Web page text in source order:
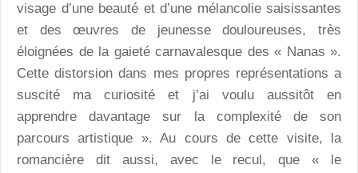
visage d’une beauté et d’une mélancolie saisissantes
et des œuvres de jeunesse douloureuses, très
éloignées de la gaieté carnavalesque des « Nanas ».
Cette distorsion dans mes propres représentations a
suscité ma curiosité et j’ai voulu aussitôt en
apprendre davantage sur la complexité de son
parcours artistique ». Au cours de cette visite, la
romancière dit aussi, avec le recul, que « le